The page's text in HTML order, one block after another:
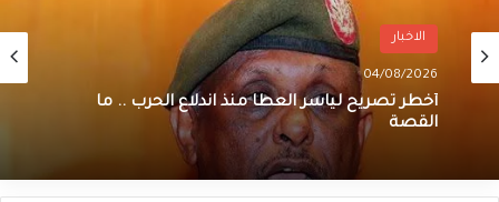
الاخبار
04/08/2026
أخطر تصريح لياسر العطا منذ اندلاع الحرب .. ما
القصة